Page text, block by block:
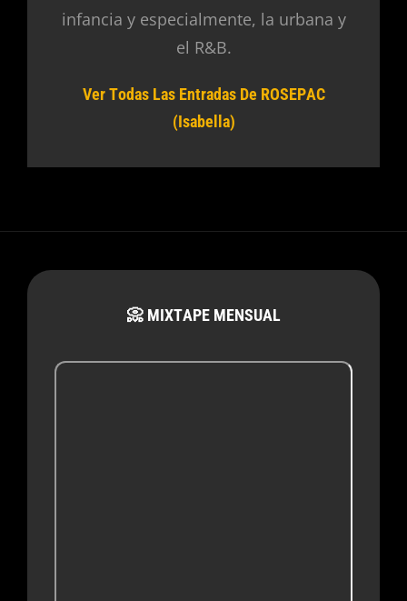
infancia y especialmente, la urbana y
el R&B.
Ver Todas Las Entradas De ROSEPAC
(Isabella)
📀 MIXTAPE MENSUAL